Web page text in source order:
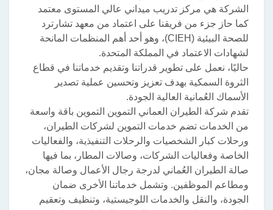
الشركة هي مركز تدريب ميداني عالي المستوى معتمد
كما حاز جزء من فريقنا على اعتماد من معهد تشارترد
للصحة البيئية (CIEH)، وهو أحد أهم المنظمات المانحة
لشهادات الاعتماد في المملكة المتحدة.
حاليًا، نعمل على تطوير قدراتنا وتقديم خدماتنا في قطاع
الثروة السمكية بهدف تعزيز وتحسين عملية تصدير
الأسماك العُمانية العالية الجودة.
تقدم شركة الطيران العماني التموين التموين باقة واسعة
من الخدمات تضم خدمات التموين لشركات الطيران،
ورحلات كبار الشخصيات والرحلات التنفيذية، والفعاليات
الخاصة وفعاليات الشركات، وصالات المطار، بما فيها
صالة الطيران العُماني لدرجة رجال الأعمال وصالة مجان،
ومطاعم الموظفين. وتشمل خدماتنا الأخرى ضمان
الجودة، والنقل والخدمات اللوجيستية، وتنظيف وتعقيم